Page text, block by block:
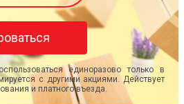
единоразово только в
с другими акциями. Действует
и платного въезда.